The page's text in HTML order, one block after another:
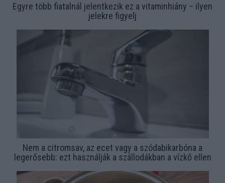
Egyre több fiatalnál jelentkezik ez a vitaminhiány – ilyen
jelekre figyelj
Nem a citromsav, az ecet vagy a szódabikarbóna a
legerősebb: ezt használják a szállodákban a vízkő ellen